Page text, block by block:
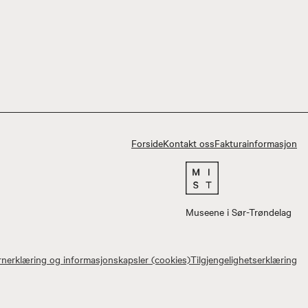
ForsideKontakt ossFakturainformasjon
og informasjonskapsler (cookies)Tilgjengelighetserklæring
Museene i Sør-Trøndelag